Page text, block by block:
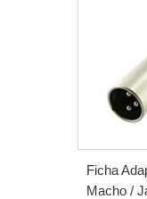
Ficha
Macho /